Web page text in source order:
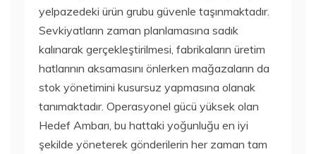
yelpazedeki ürün grubu güvenle taşınmaktadır.
Sevkiyatların zaman planlamasına sadık
kalınarak gerçekleştirilmesi, fabrikaların üretim
hatlarının aksamasını önlerken mağazaların da
stok yönetimini kusursuz yapmasına olanak
tanımaktadır. Operasyonel gücü yüksek olan
Hedef Ambarı, bu hattaki yoğunluğu en iyi
şekilde yöneterek gönderilerin her zaman tam